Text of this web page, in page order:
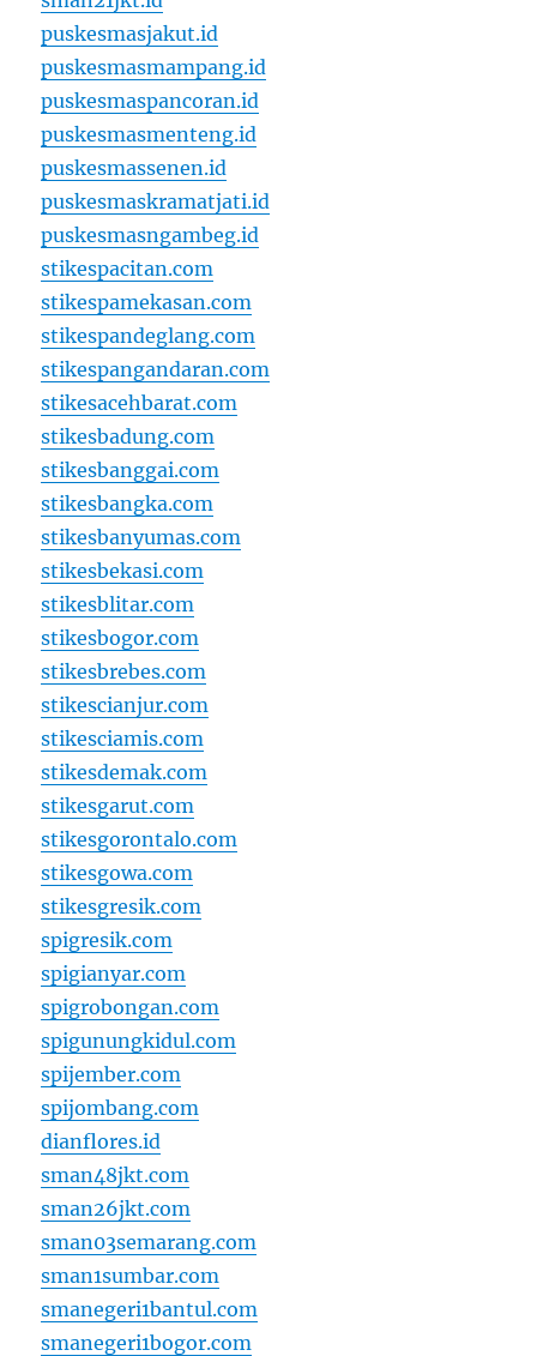
puskesmasjakut.id
puskesmasmampang.id
puskesmaspancoran.id
puskesmasmenteng.id
puskesmassenen.id
puskesmaskramatjati.id
puskesmasngambeg.id
stikespacitan.com
stikespamekasan.com
stikespandeglang.com
stikespangandaran.com
stikesacehbarat.com
stikesbadung.com
stikesbanggai.com
stikesbangka.com
stikesbanyumas.com
stikesbekasi.com
stikesblitar.com
stikesbogor.com
stikesbrebes.com
stikescianjur.com
stikesciamis.com
stikesdemak.com
stikesgarut.com
stikesgorontalo.com
stikesgowa.com
stikesgresik.com
spigresik.com
spigianyar.com
spigrobongan.com
spigunungkidul.com
spijember.com
spijombang.com
dianflores.id
sman48jkt.com
sman26jkt.com
sman03semarang.com
sman1sumbar.com
smanegeri1bantul.com
smanegeri1bogor.com